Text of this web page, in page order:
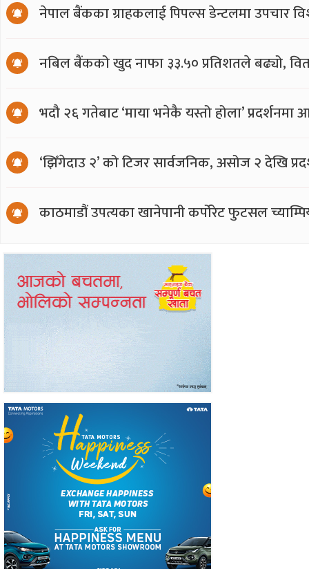
नेपाल बैंकका ग्राहकलाई पिपल्स डेन्टलमा उपचार
नबिल बैंकको खुद नाफा ३३.५० प्रतिशतले बढ्यो,
भदौ २६ गतेबाट ‘माया भनेकै यस्तो होला’ प्रदर्शनमा
‘झिँगेदाउ २’ को टिजर सार्वजनिक, असोज २ देखि
काठमाडौं उपत्यका खानेपानी कर्पोरेट फुटसल